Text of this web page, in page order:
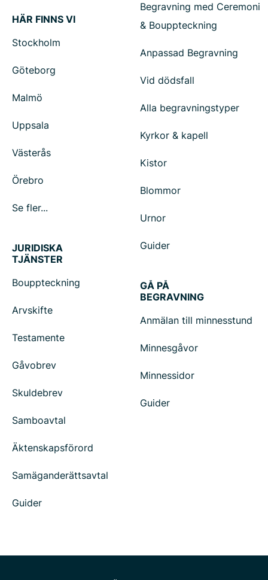
HÄR FINNS VI
Stockholm
Göteborg
Malmö
Uppsala
Västerås
Örebro
Se fler...
Begravning med Ceremoni
& Bouppteckning
Anpassad Begravning
Vid dödsfall
Alla begravningstyper
Kyrkor & kapell
Kistor
Blommor
Urnor
Guider
JURIDISKA
TJÄNSTER
Bouppteckning
Arvskifte
Testamente
Gåvobrev
Skuldebrev
Samboavtal
Äktenskapsförord
Samäganderättsavtal
Guider
GÅ PÅ
BEGRAVNING
Anmälan till minnesstund
Minnesgåvor
Minnessidor
Guider